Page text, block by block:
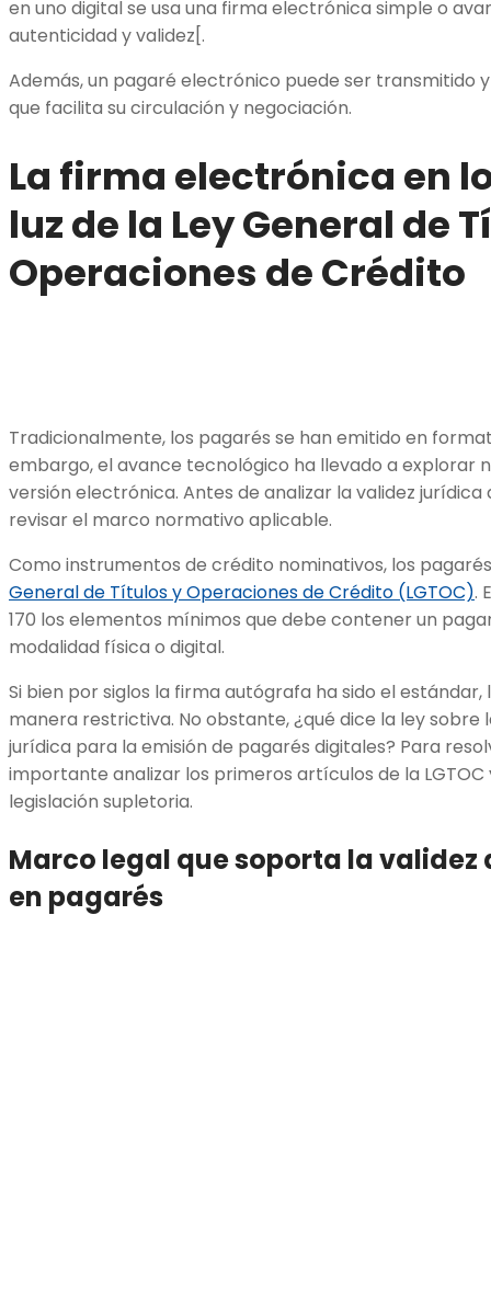
en uno digital se usa una firma electrónica simple o
autenticidad y validez[.
Además, un pagaré electrónico puede ser transmitido
que facilita su circulación y negociación.
La firma electrónica en
luz de la Ley General de
Operaciones de Crédito
Tradicionalmente, los pagarés se han emitido en
embargo, el avance tecnológico ha llevado a explorar
versión electrónica. Antes de analizar la validez
revisar el marco normativo aplicable.
Como instrumentos de crédito nominativos, los
General de Títulos y Operaciones de Crédito (LGTOC).
170 los elementos mínimos que debe contener un
modalidad física o digital.
Si bien por siglos la firma autógrafa ha sido el estándar,
manera restrictiva. No obstante, ¿qué dice la ley sobre
jurídica para la emisión de pagarés digitales? Para
importante analizar los primeros artículos de la LGTOC
legislación supletoria.
Marco legal que soporta la
en pagarés